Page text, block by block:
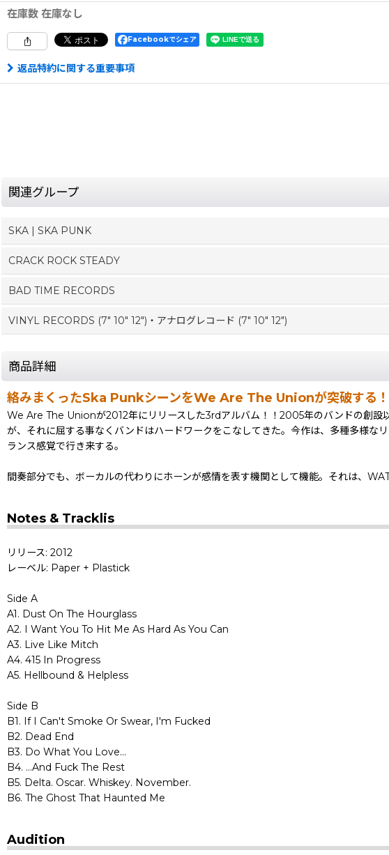
在庫数 在庫なし
Facebookでシェア
返品特約に関する重要事項
関連グループ
SKA | SKA PUNK
CRACK ROCK STEADY
BAD TIME RECORDS
VINYL RECORDS (7" 10" 12")・アナログレコード (7" 10" 12")
商品詳細
絡みまくったSka PunkシーンをWe Are The Unionが突破する！
We Are The Unionが2012年にリリースした3rdアルバム！！2005年のバンドの創設
が、それに屈する事なくバンドはハードワークをこなしてきた。今作は、多種多様な
ランス感覚で行き来する。
間奏部分でも、ボーカルの代わりにホーンが感情を表す機関として機能。それは、
Notes & Tracklis
リリース: 2012
レーベル: Paper + Plastick
Side A
A1. Dust On The Hourglass
A2. I Want You To Hit Me As Hard As You Can
A3. Live Like Mitch
A4. 415 In Progress
A5. Hellbound & Helpless
Side B
B1. If I Can't Smoke Or Swear, I'm Fucked
B2. Dead End
B3. Do What You Love…
B4. …And Fuck The Rest
B5. Delta. Oscar. Whiskey. November.
B6. The Ghost That Haunted Me
Audition